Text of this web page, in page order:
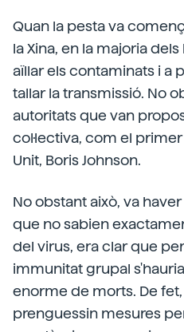
Quan la pesta va
la Xina, en la majoria
aïllar els contaminats i a
tallar la transmissió. No
autoritats que van
col·lectiva, com el
Unit, Boris Johnson.
No obstant això, va
que no sabien
del virus, era clar que
immunitat grupal
enorme de morts. De
prenguessin mesures